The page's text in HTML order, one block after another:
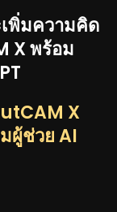
พิ่มความคิด
X พร้อม
X
ผู้ช่วย AI